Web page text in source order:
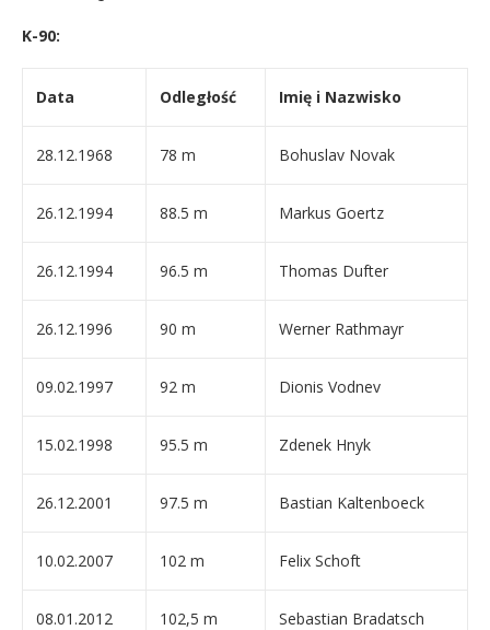
K-90:
Data Odległość Imię i Nazwisko
28.12.1968 78 m Bohuslav Novak
26.12.1994 88.5 m Markus Goertz
26.12.1994 96.5 m Thomas Dufter
26.12.1996 90 m Werner Rathmayr
09.02.1997 92 m Dionis Vodnev
15.02.1998 95.5 m Zdenek Hnyk
26.12.2001 97.5 m Bastian Kaltenboeck
10.02.2007 102 m Felix Schoft
08.01.2012 102,5 m Sebastian Bradatsch